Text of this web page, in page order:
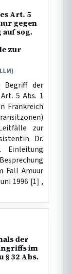
Art. 5
gegen
sog.
zur
Begriff der
5 Abs. 1
Frankreich
zur
Dr.
Einleitung
Fall Amuur
1996 [1] ,
der
im
§ 32 Abs.